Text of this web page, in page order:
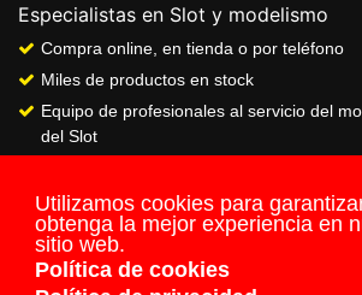
Utilizamos cookies para
obtenga la mejor experiencia en
sitio web.
Política de cookies
Especialistas en Slot y modelismo
Compra online, en tienda o por teléfono
Miles de productos en stock
Equipo de profesionales al servicio del
del Slot
Servicio de pago seguro online
Envios a todo el mundo